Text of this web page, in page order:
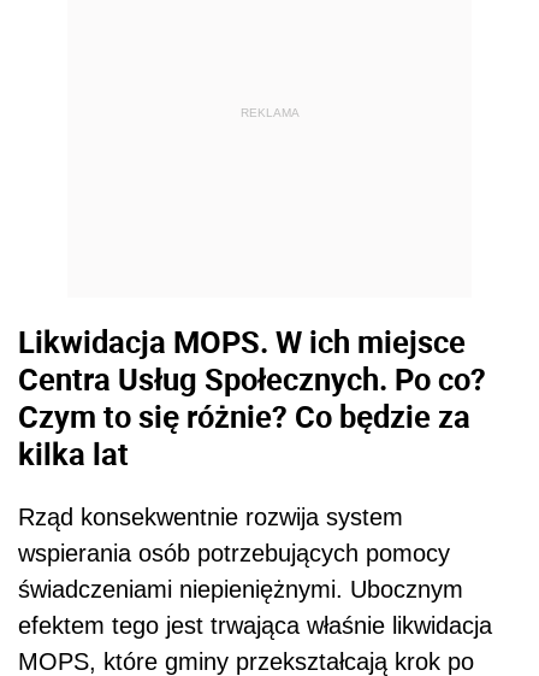
REKLAMA
Likwidacja MOPS. W ich miejsce
Centra Usług Społecznych. Po co?
Czym to się różnie? Co będzie za
kilka lat
Rząd konsekwentnie rozwija system
wspierania osób potrzebujących pomocy
świadczeniami niepieniężnymi. Ubocznym
efektem tego jest trwająca właśnie likwidacja
MOPS, które gminy przekształcają krok po